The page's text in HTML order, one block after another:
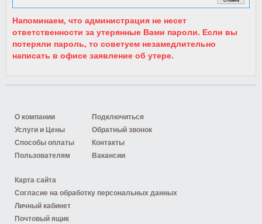
Напоминаем, что администрация не несет
ответственности за утерянные Вами пароли. Если вы
потеряли пароль, то советуем незамедлительно
написать в офисе заявление об утере.
О компании
Услуги и Цены
Способы оплаты
Пользователям
Подключиться
Обратный звонок
Контакты
Вакансии
Карта сайта
Согласие на обработку персональных данных
Личный кабинет
Почтовый ящик